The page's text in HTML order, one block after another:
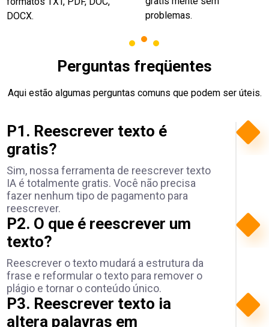
DOCX.
problemas.
Perguntas freqüentes
Aqui estão algumas perguntas comuns que podem ser úteis.
P1. Reescrever texto é
gratis?
Sim, nossa ferramenta de reescrever texto
IA é totalmente gratis. Você não precisa
fazer nenhum tipo de pagamento para
reescrever.
P2. O que é reescrever um
texto?
Reescrever o texto mudará a estrutura da
frase e reformular o texto para remover o
plágio e tornar o conteúdo único.
P3. Reescrever texto ia
altera palavras em